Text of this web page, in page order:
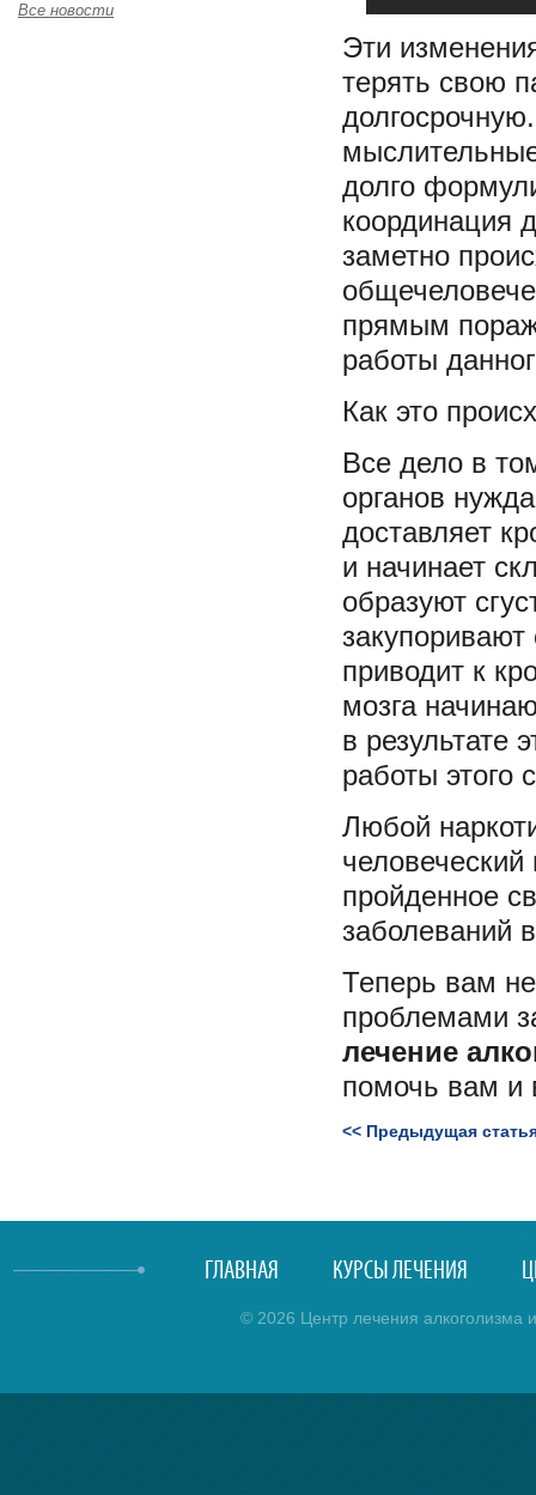
Все новости
Эти
терять свою
долго
координация
заметно
прямым
работы
Как это
Все дело в
органов
доставляет
и начинает
образуют
приводит к
мозга
в результате
работы этого
Любой
пройденное
заболеваний
Теперь вам
проблемами
лечение
помочь вам и
<< Предыдущая
ГЛАВНАЯ КУРСЫ ЛЕЧЕНИЯ
© 2026 Центр лечения алкоголизма